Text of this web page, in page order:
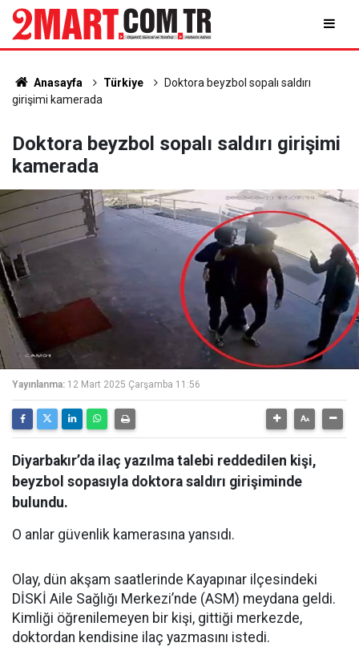
Anasayfa Türkiye
Doktora beyzbol sopalı saldırı
girişimi kamerada
Doktora beyzbol sopalı saldırı girişimi
kamerada
Yayınlanma: 12 Mart 2025 Çarşamba 11:56
Diyarbakır’da ilaç yazılma talebi reddedilen kişi,
beyzbol sopasıyla doktora saldırı girişiminde
bulundu.
O anlar güvenlik kamerasına yansıdı.
Olay, dün akşam saatlerinde Kayapınar ilçesindeki
DİSKİ Aile Sağlığı Merkezi’nde (ASM) meydana geldi.
Kimliği öğrenilemeyen bir kişi, gittiği merkezde,
doktordan kendisine ilaç yazmasını istedi.